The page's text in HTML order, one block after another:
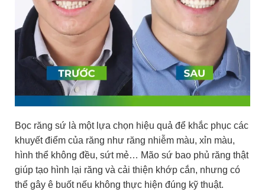
Bọc răng sứ là một lựa chọn hiệu quả để khắc phục các
khuyết điểm của răng như răng nhiễm màu, xỉn màu,
hình thể không đều, sứt mẻ… Mão sứ bao phủ răng thật
giúp tạo hình lại răng và cải thiện khớp cắn, nhưng có
thể gây ê buốt nếu không thực hiện đúng kỹ thuật.